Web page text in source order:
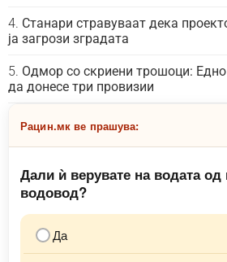
Станари стравуваат дека
ја загрози зградата
Одмор со скриени трошоци:
да донесе три провизии
Рацин.мк ве прашува:
Дали ѝ верувате на водата
водовод?
Да